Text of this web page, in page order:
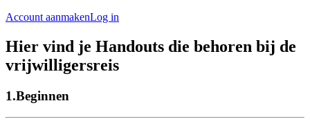
Account aanmakenLog in
Hier vind je Handouts die behoren bij de
vrijwilligersreis
1.Beginnen